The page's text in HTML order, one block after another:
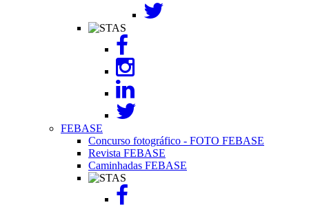
Image
FEBASE
Concurso fotográfico - FOTO FEBASE
Revista FEBASE
Caminhadas FEBASE
Image